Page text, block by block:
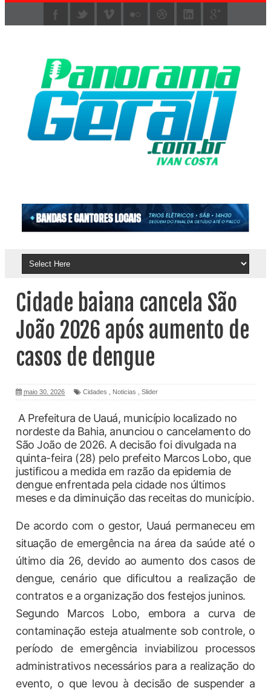
Cidade baiana cancela São
João 2026 após aumento de
casos de dengue
maio 30, 2026 Cidades Noticias Slider
A Prefeitura de Uauá, município localizado no
nordeste da Bahia, anunciou o cancelamento do
São João de 2026. A decisão foi divulgada na
quinta-feira (28) pelo prefeito Marcos Lobo, que
justificou a medida em razão da epidemia de
dengue enfrentada pela cidade nos últimos
meses e da diminuição das receitas do município.
De acordo com o gestor, Uauá permaneceu em
situação de emergência na área da saúde até o
último dia 26, devido ao aumento dos casos de
dengue, cenário que dificultou a realização de
contratos e a organização dos festejos juninos.
Segundo Marcos Lobo, embora a curva de
contaminação esteja atualmente sob controle, o
período de emergência inviabilizou processos
administrativos necessários para a realização do
evento, o que levou à decisão de suspender a